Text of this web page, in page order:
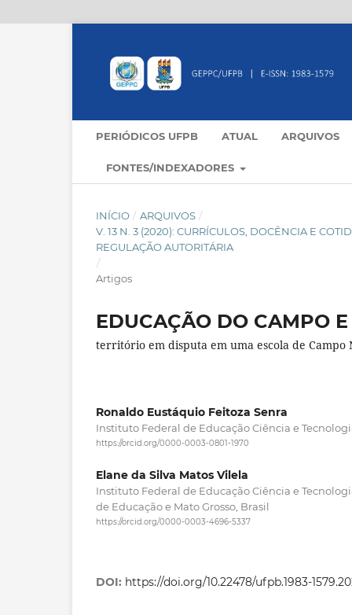
PERIÓDICOS UFPB ATUAL ARQUIVOS
FONTES/INDEXADORES
INÍCIO / ARQUIVOS /
V. 13 N. 3 (2020): CURRÍCULOS, DOCÊNCIA E
REGULAÇÃO AUTORITÁRIA
/
Artigos
EDUCAÇÃO DO CAMPO
território em disputa em uma escola de Campo
Ronaldo Eustáquio Feitoza Senra
Instituto Federal de Educação Ciência e
https://orcid.org/0000-0003-0801-1970
Elane da Silva Matos Vilela
Instituto Federal de Educação Ciência e
de Educação e Mato Grosso, Brasil
https://orcid.org/0000-0003-4696-5337
DOI: https://doi.org/10.22478/ufpb.1983-